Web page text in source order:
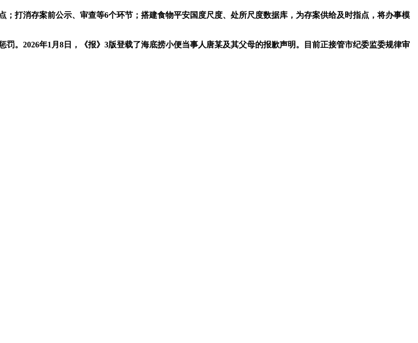
消存案前公示、审查等6个环节；搭建食物平安国度尺度、处所尺度数据库，为存案供给及时指点，将办事模
2026年1月8日，《报》3版登载了海底捞小便当事人唐某及其父母的报歉声明。目前正接管市纪委监委规律审